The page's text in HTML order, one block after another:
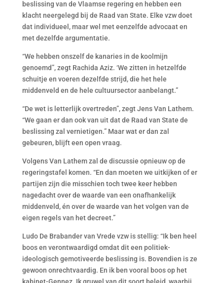
beslissing van de Vlaamse regering en hebben een
klacht neergelegd bij de Raad van State. Elke vzw doet
dat individueel, maar wel met eenzelfde advocaat en
met dezelfde argumentatie.
“We hebben onszelf de kanaries in de koolmijn
genoemd”, zegt Rachida Aziz. ‘We zitten in hetzelfde
schuitje en voeren dezelfde strijd, die het hele
middenveld en de hele cultuursector aanbelangt.”
“De wet is letterlijk overtreden”, zegt Jens Van Lathem.
“We gaan er dan ook van uit dat de Raad van State de
beslissing zal vernietigen.” Maar wat er dan zal
gebeuren, blijft een open vraag.
Volgens Van Lathem zal de discussie opnieuw op de
regeringstafel komen. “En dan moeten we uitkijken of er
partijen zijn die misschien toch twee keer hebben
nagedacht over de waarde van een onafhankelijk
middenveld, én over de waarde van het volgen van de
eigen regels van het decreet.”
Ludo De Brabander van Vrede vzw is stellig: “Ik ben heel
boos en verontwaardigd omdat dit een politiek-
ideologisch gemotiveerde beslissing is. Bovendien is ze
gewoon onrechtvaardig. En ik ben vooral boos op het